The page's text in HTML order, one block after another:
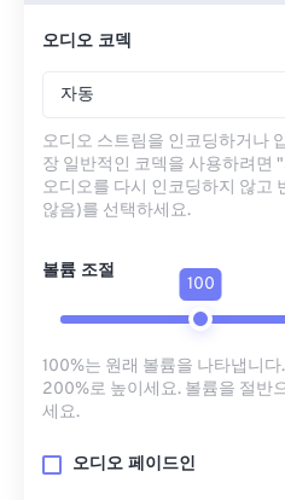
오디오 코덱
자동
오디오 스트림을 인코딩하거나
장 일반적인 코덱을 사용하려면
오디오를 다시 인코딩하지 않고
않음)를 선택하세요.
볼륨 조절
100
100%는 원래 볼륨을 나타냅니
200%로 높이세요. 볼륨을 절반
세요.
오디오 페이드인